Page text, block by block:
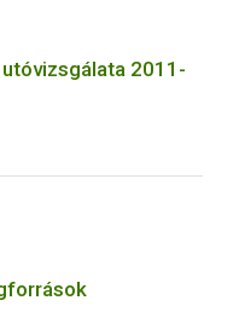
2011-